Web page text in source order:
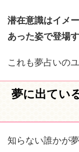
潜在意識はイメ
あった姿で登場
これも夢占いの
夢に出てい
知らない誰かが